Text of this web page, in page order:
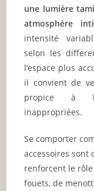
une lumière
atmosphère
intensité
selon les
l’espace plus
il convient de
propice à
inappropriées.
Se comporter
accessoires sont
renforcent le
fouets, de